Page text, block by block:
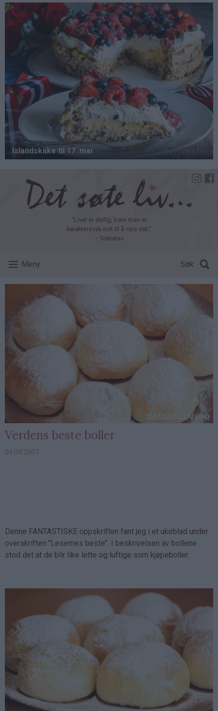
Hopp
hovedinnhold
"Livet er deilig, bare man er
karaktersvak nok til å nyte det."
– Sokrates
Meny Søk
Verdens beste boller
04.09.2007
Denne FANTASTISKE oppskriften fant jeg i et ukeblad under
overskriften "Lesernes beste". I beskrivelsen av bollene
stod det at de blir like lette og luftige som kjøpeboller.